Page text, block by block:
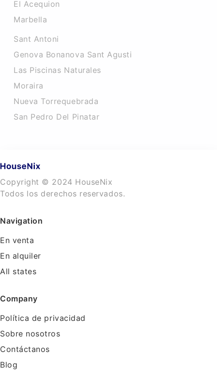
El Acequion
Marbella
Sant Antoni
Genova Bonanova Sant Agusti
Las Piscinas Naturales
Moraira
Nueva Torrequebrada
San Pedro Del Pinatar
Copyright © 2024 HouseNix
Todos los derechos reservados.
Navigation
En venta
En alquiler
All states
Company
Política de privacidad
Sobre nosotros
Contáctanos
Blog